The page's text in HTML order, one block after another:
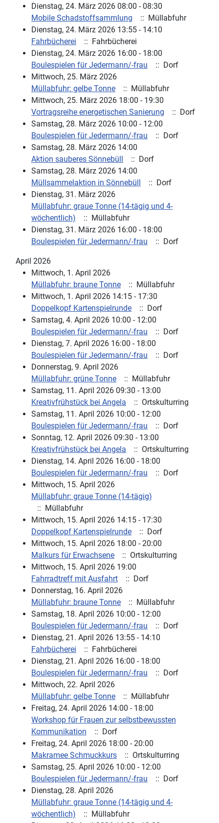
Dienstag, 24. März 2026 08:00 - 08:30
Mobile Schadstoffsammlung
:: Müllabfuhr
Dienstag, 24. März 2026 13:55 - 14:10
Fahrbücherei
:: Fahrbücherei
Dienstag, 24. März 2026 16:00 - 18:00
Boulespielen für Jedermann/-frau
:: Dorf
Mittwoch, 25. März 2026
Müllabfuhr: gelbe Tonne
:: Müllabfuhr
Mittwoch, 25. März 2026 18:00 - 19:30
Vortragsreihe energetischen Sanierung
:: Dorf
Samstag, 28. März 2026 10:00 - 12:00
Boulespielen für Jedermann/-frau
:: Dorf
Samstag, 28. März 2026 14:00
Aktion sauberes Sönnebüll
:: Dorf
Samstag, 28. März 2026 14:00
Müllsammelaktion in Sönnebüll
:: Dorf
Dienstag, 31. März 2026
Müllabfuhr: graue Tonne (14-tägig und 4-
wöchentlich)
:: Müllabfuhr
Dienstag, 31. März 2026 16:00 - 18:00
Boulespielen für Jedermann/-frau
:: Dorf
April 2026
Mittwoch, 1. April 2026
Müllabfuhr: braune Tonne
:: Müllabfuhr
Mittwoch, 1. April 2026 14:15 - 17:30
Doppelkopf Kartenspielrunde
:: Dorf
Samstag, 4. April 2026 10:00 - 12:00
Boulespielen für Jedermann/-frau
:: Dorf
Dienstag, 7. April 2026 16:00 - 18:00
Boulespielen für Jedermann/-frau
:: Dorf
Donnerstag, 9. April 2026
Müllabfuhr: grüne Tonne
:: Müllabfuhr
Samstag, 11. April 2026 09:30 - 13:00
Kreativfrühstück bei Angela
:: Ortskulturring
Samstag, 11. April 2026 10:00 - 12:00
Boulespielen für Jedermann/-frau
:: Dorf
Sonntag, 12. April 2026 09:30 - 13:00
Kreativfrühstück bei Angela
:: Ortskulturring
Dienstag, 14. April 2026 16:00 - 18:00
Boulespielen für Jedermann/-frau
:: Dorf
Mittwoch, 15. April 2026
Müllabfuhr: graue Tonne (14-tägig)
:: Müllabfuhr
Mittwoch, 15. April 2026 14:15 - 17:30
Doppelkopf Kartenspielrunde
:: Dorf
Mittwoch, 15. April 2026 18:00 - 20:00
Malkurs für Erwachsene
:: Ortskulturring
Mittwoch, 15. April 2026 19:00
Fahrradtreff mit Ausfahrt
:: Dorf
Donnerstag, 16. April 2026
Müllabfuhr: braune Tonne
:: Müllabfuhr
Samstag, 18. April 2026 10:00 - 12:00
Boulespielen für Jedermann/-frau
:: Dorf
Dienstag, 21. April 2026 13:55 - 14:10
Fahrbücherei
:: Fahrbücherei
Dienstag, 21. April 2026 16:00 - 18:00
Boulespielen für Jedermann/-frau
:: Dorf
Mittwoch, 22. April 2026
Müllabfuhr: gelbe Tonne
:: Müllabfuhr
Freitag, 24. April 2026 14:00 - 18:00
Workshop für Frauen zur selbstbewussten
Kommunikation
:: Dorf
Freitag, 24. April 2026 18:00 - 20:00
Makramee Schmuckkurs
:: Ortskulturring
Samstag, 25. April 2026 10:00 - 12:00
Boulespielen für Jedermann/-frau
:: Dorf
Dienstag, 28. April 2026
Müllabfuhr: graue Tonne (14-tägig und 4-
wöchentlich)
:: Müllabfuhr